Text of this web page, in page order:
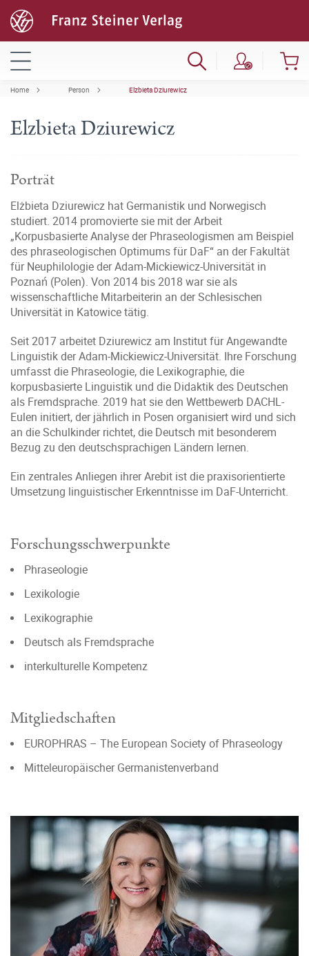
Home Person Elzbieta Dziurewicz
Elzbieta Dziurewicz
Porträt
Elżbieta Dziurewicz hat Germanistik und Norwegisch
studiert. 2014 promovierte sie mit der Arbeit
„Korpusbasierte Analyse der Phraseologismen am Beispiel
des phraseologischen Optimums für DaF“ an der Fakultät
für Neuphilologie der Adam-Mickiewicz-Universität in
Poznań (Polen). Von 2014 bis 2018 war sie als
wissenschaftliche Mitarbeiterin an der Schlesischen
Universität in Katowice tätig.
Seit 2017 arbeitet Dziurewicz am Institut für Angewandte
Linguistik der Adam-Mickiewicz-Universität. Ihre Forschung
umfasst die Phraseologie, die Lexikographie, die
korpusbasierte Linguistik und die Didaktik des Deutschen
als Fremdsprache. 2019 hat sie den Wettbewerb DACHL-
Eulen initiert, der jährlich in Posen organisiert wird und sich
an die Schulkinder richtet, die Deutsch mit besonderem
Bezug zu den deutschsprachigen Ländern lernen.
Ein zentrales Anliegen ihrer Arebit ist die praxisorientierte
Umsetzung linguistischer Erkenntnisse im DaF-Unterricht.
Forschungsschwerpunkte
Phraseologie
Lexikologie
Lexikographie
Deutsch als Fremdsprache
interkulturelle Kompetenz
Mitgliedschaften
EUROPHRAS – The European Society of Phraseology
Mitteleuropäischer Germanistenverband